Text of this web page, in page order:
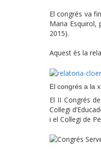
El congrés va
Maria Esquirol,
2015).
Aquest és la
El congrés a la
El II Congrés
Col·legi
i el Col·legi de